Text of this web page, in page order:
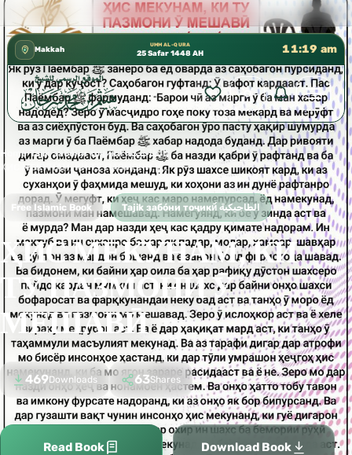
كتب الشيخ هيثم سرحان حفظه الله متوفرة مجانًا
Makkah
UMM AL-QURA
25 Safar 1448 AH 11:19 am
Home› Tajik забо́ни тоҷикӣ́ الطاجيكية›
ҲИС МЕКУНАМ, КИ ТУ ПАЗМОНИ Ӯ МЕШАВӢ
Free Islamic Book Tajik забо́ни тоҷикӣ́ الطاجيكية
ҲИС МЕКУНАМ, КИ
ТУ ПАЗМОНИ Ӯ
МЕШАВӢ
469Downloads 63Shares
Read Book Download Book